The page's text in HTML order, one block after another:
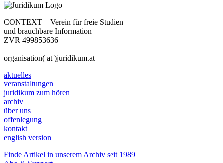
CONTEXT – Verein für freie Studien
und brauchbare Information
ZVR 499853636
organisation( at )juridikum.at
aktuelles
veranstaltungen
juridikum zum hören
archiv
über uns
offenlegung
kontakt
english version
Finde Artikel in unserem Archiv seit 1989